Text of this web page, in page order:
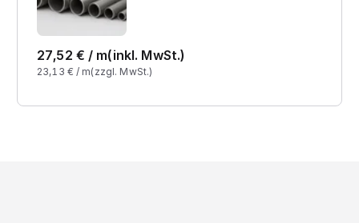
27,52 € / m(inkl. MwSt.)
23,13 € / m(zzgl. MwSt.)